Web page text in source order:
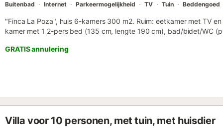
Buitenbad Internet Parkeermogelijkheid TV Tuin Beddengoed
"Finca La Poza", huis 6-kamers 300 m2. Ruim: eetkamer met TV
kamer met 1 2-pers bed (135 cm, lengte 190 cm), bad/bidet/WC
lengte 190 cm), TV. Keuken (oven, afwasmachine, 4 keramische
Terrasmeubelen, barbecue, ligstoelen. Uitzicht op de bergen. Ter
GRATIS annulering
Villa voor 10 personen, met tuin, met huisdier